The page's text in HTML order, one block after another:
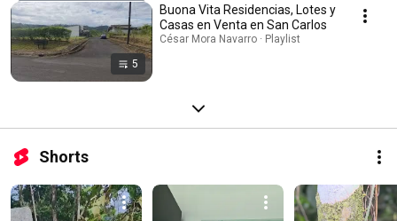
5
Buona Vita Residencias, Lotes y
Casas en Venta en San Carlos
César Mora Navarro · Playlist
Shorts